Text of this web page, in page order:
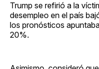
Trump se refirió a la
desempleo en el país
los pronósticos
20%.